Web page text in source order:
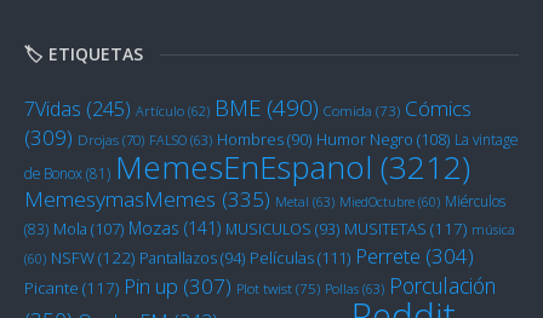
🏷️ ETIQUETAS
7Vidas (245) Artículo (62) BME (490) Comida (73) Cómics
(309) Drojas (70) FALSO (63) Hombres(90) Humor Negro (108) La vintage
de Bonox(81) MemesEnEspanol (3212)
MemesymasMemes (335) Metal (63) MiedOctubre (60) Miérculos
(83) Mola (107) Mozas (141) MUSICULOS (93) MUSITETAS (117) música
(60) NSFW(122) Pantallazos(94) Películas(111) Perrete (304)
Picante (117) Pin up (307) Plot twist (75) Pollas (63) Porculación